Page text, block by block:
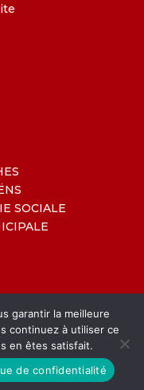
SOCIALE
garantir la meilleure
continuez à utiliser ce
en êtes satisfait.
de confidentialité